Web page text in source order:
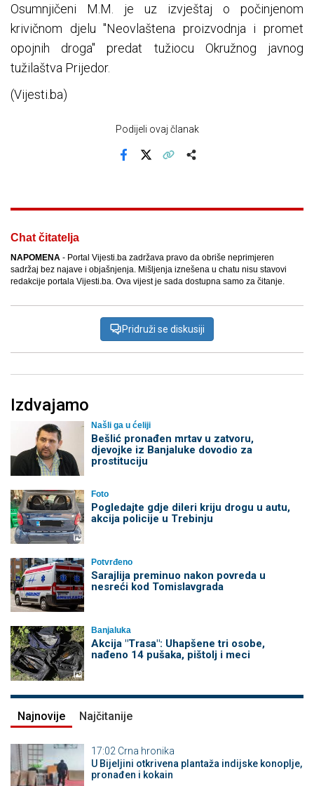
Osumnjičeni M.M. je uz izvještaj o počinjenom
krivičnom djelu "Neovlaštena proizvodnja i promet
opojnih droga" predat tužiocu Okružnog javnog
tužilaštva Prijedor.
(Vijesti.ba)
Podijeli ovaj članak
Chat čitatelja
NAPOMENA - Portal Vijesti.ba zadržava pravo da obriše neprimjeren
sadržaj bez najave i objašnjenja. Mišljenja iznešena u chatu nisu stavovi
redakcije portala Vijesti.ba. Ova vijest je sada dostupna samo za čitanje.
Pridruži se diskusiji
Izdvajamo
Našli ga u ćeliji
Bešlić pronađen mrtav u zatvoru,
djevojke iz Banjaluke dovodio za
prostituciju
Foto
Pogledajte gdje dileri kriju drogu u autu,
akcija policije u Trebinju
Potvrđeno
Sarajlija preminuo nakon povreda u
nesreći kod Tomislavgrada
Banjaluka
Akcija "Trasa": Uhapšene tri osobe,
nađeno 14 pušaka, pištolj i meci
Najnovije Najčitanije
17:02 Crna hronika
​U Bijeljini otkrivena plantaža indijske konoplje,
pronađen i kokain